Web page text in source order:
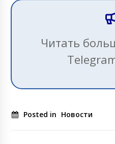
Читать
Posted in Новости